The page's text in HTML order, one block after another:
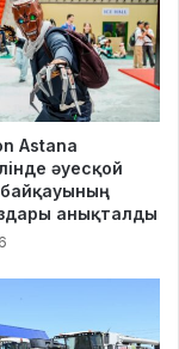
Astana
әуесқой
анықталды